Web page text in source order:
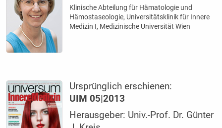
Klinische Abteilung für Hämatologie und
Hämostaseologie, Universitätsklinik für Innere
Medizin I, Medizinische Universität Wien
Ursprünglich erschienen:
UIM 05|2013
Herausgeber: Univ.-Prof. Dr. Günter